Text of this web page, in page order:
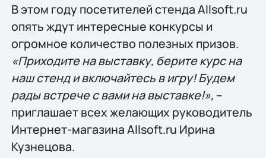
В этом году посетителей стенда Allsoft.ru
опять ждут интересные конкурсы и
огромное количество полезных призов.
«Приходите на выставку, берите курс на
наш стенд и включайтесь в игру! Будем
рады встрече с вами на выставке!», –
приглашает всех желающих руководитель
Интернет-магазина Allsoft.ru Ирина
Кузнецова.